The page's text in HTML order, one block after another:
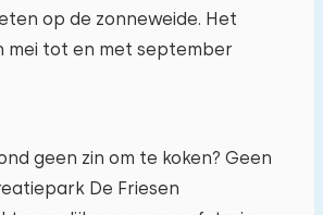
op de zonneweide. Het
mei tot en met september
geen zin om te koken? Geen
De Friesen